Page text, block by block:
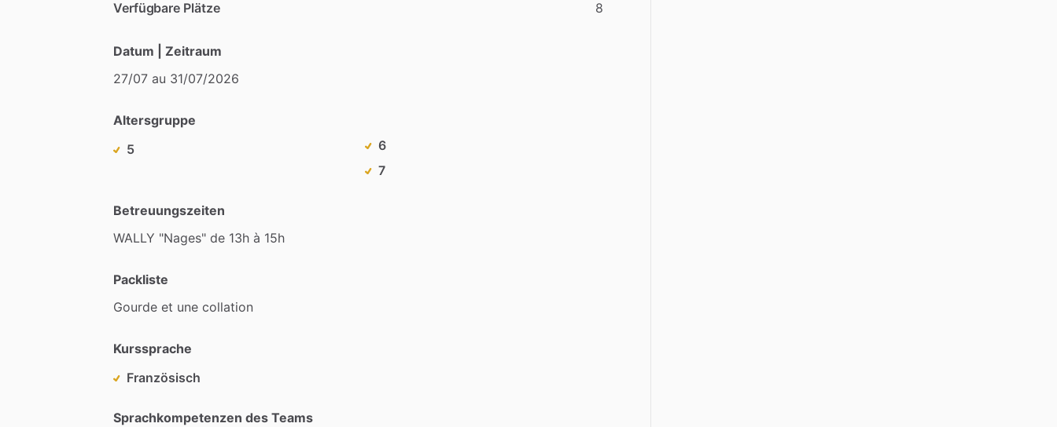
Verfügbare Plätze 8
Datum | Zeitraum
27​/​07 au 31​/​07​/​2026
Altersgruppe
5
6
7
Betreuungszeiten
WALLY "Nages" de 13h à 15h
Packliste
Gourde et une collation
Kurssprache
Französisch
Sprachkompetenzen des Teams